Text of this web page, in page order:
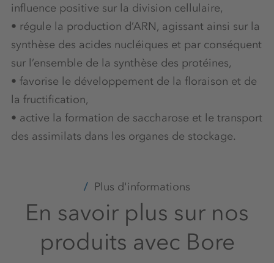
influence positive sur la division cellulaire,
• régule la production d’ARN, agissant ainsi sur la
synthèse des acides nucléiques et par conséquent
sur l’ensemble de la synthèse des protéines,
• favorise le développement de la floraison et de
la fructification,
• active la formation de saccharose et le transport
des assimilats dans les organes de stockage.
Plus d'informations
En savoir plus sur nos
produits avec Bore